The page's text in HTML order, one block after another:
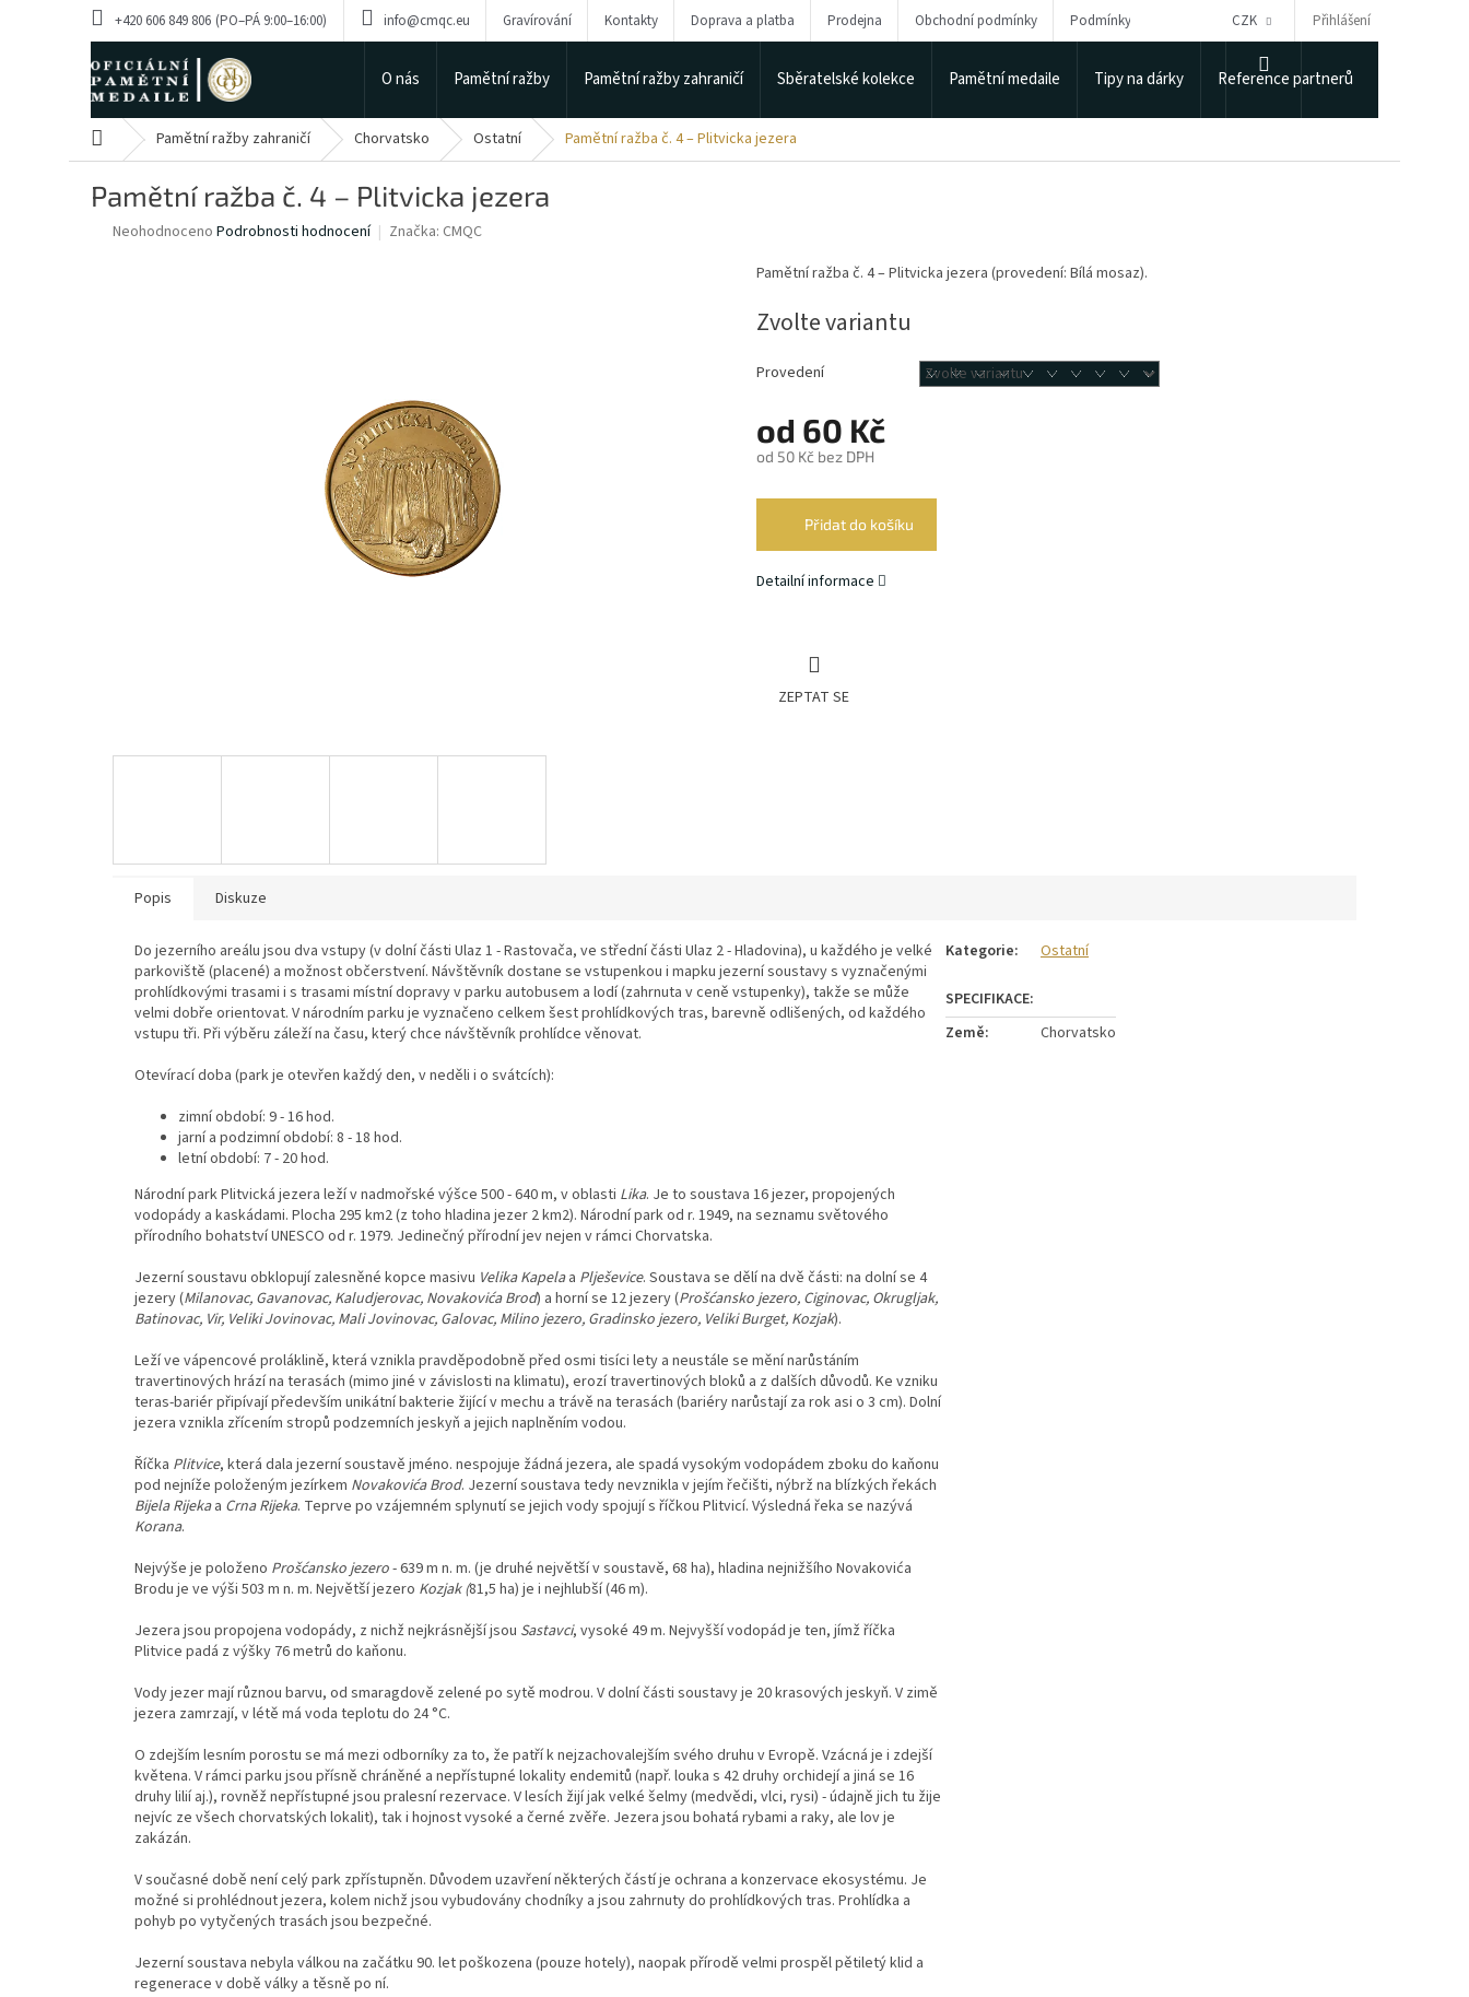
+420 606 849 806 info@cmqc.eu Gravírování Kontakty Doprava a platba Prodejna Obchodní podmínky Podmínky ochrany osobních údajů Puncovní úřad
CZK Přihlášení
O nás Pamětní ražby Pamětní ražby zahraničí Sběratelské kolekce Pamětní medaile Tipy na dárky Reference partnerů
Domů Pamětní ražby zahraničí Chorvatsko Ostatní Pamětní ražba č. 4 – Plitvicka jezera
Pamětní ražba č. 4 – Plitvicka jezera
Průměrné
Neohodnoceno Podrobnosti hodnocení Značka: CMQC
od 60 Kč
od 50 Kč bez DPH
Zvolte variantu
Provedení
Přidat do košíku
Pamětní ražba č. 4 – Plitvicka jezera (provedení: Bílá mosaz).
Detailní informace
ZEPTAT SE
Popis Diskuze
Do jezerního areálu jsou dva vstupy (v dolní části Ulaz 1 - Rastovača, ve střední části Ulaz 2 - Hladovina), u každého je velké
parkoviště (placené) a možnost občerstvení. Návštěvník dostane se vstupenkou i mapku jezerní soustavy s vyznačenými
prohlídkovými trasami i s trasami místní dopravy v parku autobusem a lodí (zahrnuta v ceně vstupenky), takže se může
velmi dobře orientovat. V národním parku je vyznačeno celkem šest prohlídkových tras, barevně odlišených, od každého
vstupu tři. Při výběru záleží na času, který chce návštěvník prohlídce věnovat.
Otevírací doba (park je otevřen každý den, v neděli i o svátcích):
zimní období: 9 - 16 hod.
jarní a podzimní období: 8 - 18 hod.
letní období: 7 - 20 hod.
Národní park Plitvická jezera leží v nadmořské výšce 500 - 640 m, v oblasti Lika. Je to soustava 16 jezer, propojených
vodopády a kaskádami. Plocha 295 km2 (z toho hladina jezer 2 km2). Národní park od r. 1949, na seznamu světového
přírodního bohatství UNESCO od r. 1979. Jedinečný přírodní jev nejen v rámci Chorvatska.
Jezerní soustavu obklopují zalesněné kopce masivu Velika Kapelaa Plješevice. Soustava se dělí na dvě části: na dolní se 4
jezery (Milanovac, Gavanovac, Kaludjerovac, Novakovića Brod) a horní se 12 jezery (Prošćansko jezero, Ciginovac, Okrugljak,
Batinovac, Vir, Veliki Jovinovac, Mali Jovinovac, Galovac, Milino jezero, Gradinsko jezero, Veliki Burget, Kozjak).
Leží ve vápencové proláklině, která vznikla pravděpodobně před osmi tisíci lety a neustále se mění narůstáním
travertinových hrází na terasách (mimo jiné v závislosti na klimatu), erozí travertinových bloků a z dalších důvodů. Ke vzniku
teras-bariér připívají především unikátní bakterie žijící v mechu a trávě na terasách (bariéry narůstají za rok asi o 3 cm). Dolní
jezera vznikla zřícením stropů podzemních jeskyň a jejich naplněním vodou.
Říčka Plitvice, která dala jezerní soustavě jméno. nespojuje žádná jezera, ale spadá vysokým vodopádem zboku do kaňonu
pod nejníže položeným jezírkem Novakovića Brod. Jezerní soustava tedy nevznikla v jejím řečišti, nýbrž na blízkých řekách
Bijela Rijekaa Crna Rijeka. Teprve po vzájemném splynutí se jejich vody spojují s říčkou Plitvicí. Výsledná řeka se nazývá
Korana.
Nejvýše je položeno Prošćansko jezero- 639 m n. m. (je druhé největší v soustavě, 68 ha), hladina nejnižšího Novakovića
Brodu je ve výši 503 m n. m. Největší jezero Kozjak (81,5 ha) je i nejhlubší (46 m).
Jezera jsou propojena vodopády, z nichž nejkrásnější jsou Sastavci, vysoké 49 m. Nejvyšší vodopád je ten, jímž říčka
Plitvice padá z výšky 76 metrů do kaňonu.
Vody jezer mají různou barvu, od smaragdově zelené po sytě modrou. V dolní části soustavy je 20 krasových jeskyň. V zimě
jezera zamrzají, v létě má voda teplotu do 24 °C.
O zdejším lesním porostu se má mezi odborníky za to, že patří k nejzachovalejším svého druhu v Evropě. Vzácná je i zdejší
květena. V rámci parku jsou přísně chráněné a nepřístupné lokality endemitů (např. louka s 42 druhy orchidejí a jiná se 16
druhy lilií aj.), rovněž nepřístupné jsou pralesní rezervace. V lesích žijí jak velké šelmy (medvědi, vlci, rysi) - údajně jich tu žije
nejvíc ze všech chorvatských lokalit), tak i hojnost vysoké a černé zvěře. Jezera jsou bohatá rybami a raky, ale lov je
zakázán.
V současné době není celý park zpřístupněn. Důvodem uzavření některých částí je ochrana a konzervace ekosystému. Je
možné si prohlédnout jezera, kolem nichž jsou vybudovány chodníky a jsou zahrnuty do prohlídkových tras. Prohlídka a
pohyb po vytyčených trasách jsou bezpečné.
Jezerní soustava nebyla válkou na začátku 90. let poškozena (pouze hotely), naopak přírodě velmi prospěl pětiletý klid a
regenerace v době války a těsně po ní.
Kategorie: Ostatní
Země: Chorvatsko